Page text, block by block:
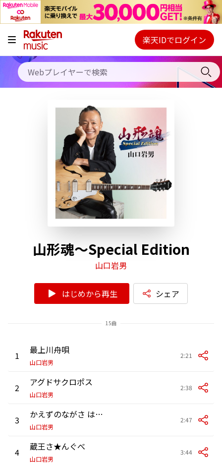
キャンペーン
料金プラン
使い方
初回30日間無料お試し
Webプレイヤー
ご契約内容の確認・変更
楽天IDでログイン
山形魂～Special Edition
山口岩男
はじめから再生 シェア
15曲
1 最上川舟唄
山口岩男
2:21
2 アグドサクロポス
山口岩男
2:38
3 かえずのながさ はえずばへっで
山口岩男
2:47
4 蔵王さ★んぐべ
山口岩男
3:44